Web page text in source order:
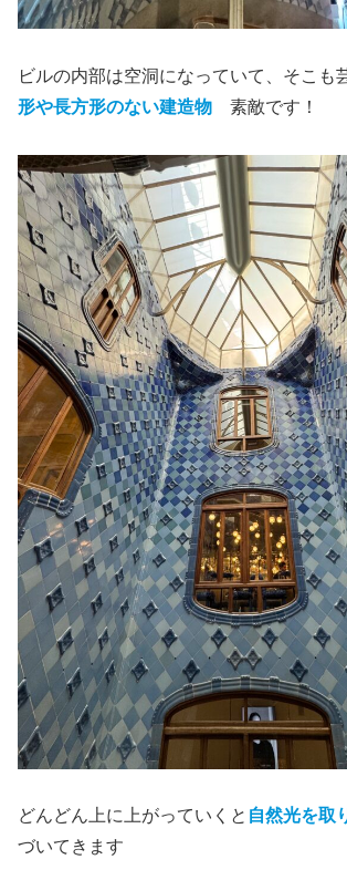
ビルの内部は空洞になっていて、そこ
形や長方形のない建造物 素敵です！
どんどん上に上がっていくと 自然光を取
づいてきます